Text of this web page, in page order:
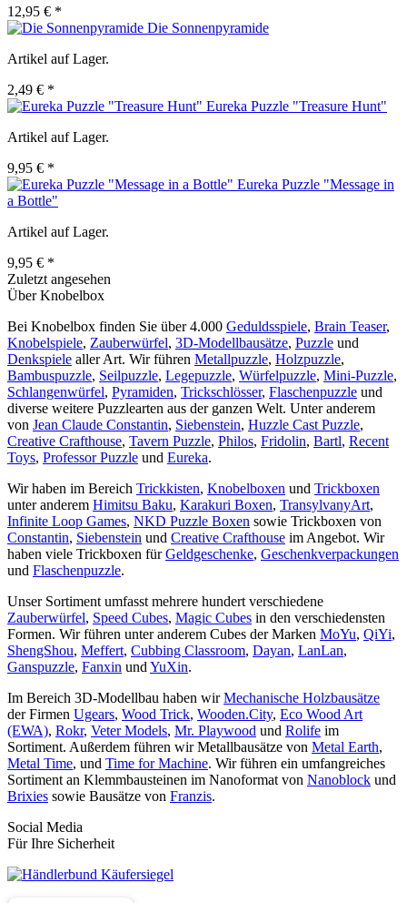
12,95 € *
Die Sonnenpyramide
Artikel auf Lager.
2,49 € *
Eureka Puzzle "Treasure Hunt"
Artikel auf Lager.
9,95 € *
Eureka Puzzle "Message in
a Bottle"
Artikel auf Lager.
9,95 € *
Zuletzt angesehen
Über Knobelbox
Bei Knobelbox finden Sie über 4.000 Geduldsspiele, Brain Teaser,
Knobelspiele, Zauberwürfel, 3D-Modellbausätze, Puzzle und
Denkspiele aller Art. Wir führen Metallpuzzle, Holzpuzzle,
Bambuspuzzle, Seilpuzzle, Legepuzzle, Würfelpuzzle, Mini-Puzzle,
Schlangenwürfel, Pyramiden, Trickschlösser, Flaschenpuzzle und
diverse weitere Puzzlearten aus der ganzen Welt. Unter anderem
von Jean Claude Constantin, Siebenstein, Huzzle Cast Puzzle,
Creative Crafthouse, Tavern Puzzle, Philos, Fridolin, Bartl, Recent
Toys, Professor Puzzle und Eureka.
Wir haben im Bereich Trickkisten, Knobelboxen und Trickboxen
unter anderem Himitsu Baku, Karakuri Boxen, TransylvanyArt,
Infinite Loop Games, NKD Puzzle Boxen sowie Trickboxen von
Constantin, Siebenstein und Creative Crafthouse im Angebot. Wir
haben viele Trickboxen fürGeldgeschenke, Geschenkverpackungen
und Flaschenpuzzle.
Unser Sortiment umfasst mehrere hundert verschiedene
Zauberwürfel, Speed Cubes, Magic Cubes in den verschiedensten
Formen. Wir führen unter anderem Cubes der Marken MoYu, QiYi,
ShengShou, Meffert, Cubbing Classroom, Dayan, LanLan,
Ganspuzzle, Fanxin und YuXin.
Im Bereich 3D-Modellbau haben wirMechanische Holzbausätze
der Firmen Ugears, Wood Trick, Wooden.City, Eco Wood Art
(EWA), Rokr, Veter Models, Mr. Playwood und Rolife im
Sortiment. Außerdem führen wir Metallbausätze von Metal Earth,
Metal Time, und Time for Machine. Wir führen ein umfangreiches
Sortiment an Klemmbausteinen im Nanoformat von Nanoblock und
Brixies sowie Bausätze von Franzis.
Social Media
Für Ihre Sicherheit